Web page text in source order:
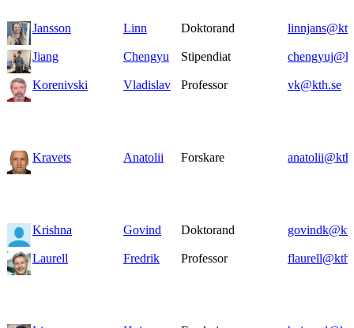
Jansson Linn Doktorand
Jiang Chengyu Stipendiat
Korenivski Vladislav Professor vk@kth.se
Kravets Anatolii Forskare
Krishna Govind Doktorand
Laurell Fredrik Professor